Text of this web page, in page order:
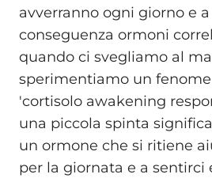
avverranno ogni giorno e
conseguenza ormoni
quando ci svegliamo al
sperimentiamo un
'cortisolo awakening
una piccola spinta
un ormone che si ritiene
per la giornata e a sentirci